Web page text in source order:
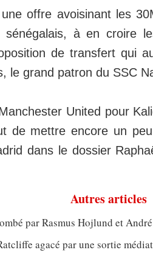
offre avoisinant les
sénégalais, à en croire
de transfert qui
le grand patron du SSC
United pour
de mettre encore un
dans le dossier
Autres articles
par Rasmus Hojlund et
agacé par une sortie